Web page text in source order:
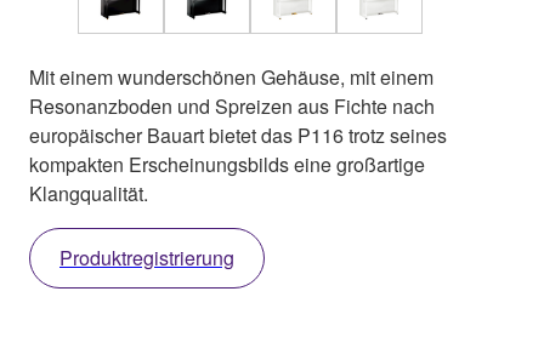
Mit einem wunderschönen Gehäuse, mit einem
Resonanzboden und Spreizen aus Fichte nach
europäischer Bauart bietet das P116 trotz seines
kompakten Erscheinungsbilds eine großartige
Klangqualität.
Produktregistrierung